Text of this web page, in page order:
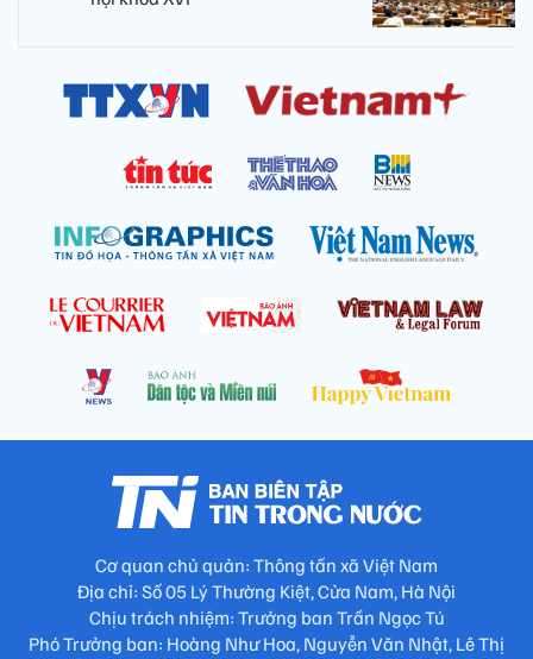
Cơ quan chủ quản: Thông tấn xã Việt Nam
Địa chỉ: Số 05 Lý Thường Kiệt, Cửa Nam, Hà Nội
Chịu trách nhiệm: Trưởng ban Trần Ngọc Tú
Phó Trưởng ban: Hoàng Như Hoa, Nguyễn Văn Nhật, Lê Thị